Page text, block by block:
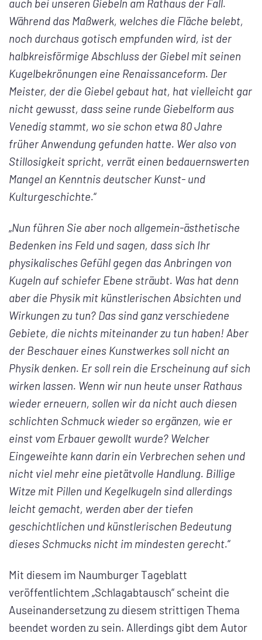
auch bei unseren Giebeln am Rathaus der Fall.
Während das Maßwerk, welches die Fläche belebt,
noch durchaus gotisch empfunden wird, ist der
halbkreisförmige Abschluss der Giebel mit seinen
Kugelbekrönungen eine Renaissanceform. Der
Meister, der die Giebel gebaut hat, hat vielleicht gar
nicht gewusst, dass seine runde Giebelform aus
Venedig stammt, wo sie schon etwa 80 Jahre
früher Anwendung gefunden hatte. Wer also von
Stillosigkeit spricht, verrät einen bedauernswerten
Mangel an Kenntnis deutscher Kunst- und
Kulturgeschichte.“
„Nun führen Sie aber noch allgemein-ästhetische
Bedenken ins Feld und sagen, dass sich Ihr
physikalisches Gefühl gegen das Anbringen von
Kugeln auf schiefer Ebene sträubt. Was hat denn
aber die Physik mit künstlerischen Absichten und
Wirkungen zu tun? Das sind ganz verschiedene
Gebiete, die nichts miteinander zu tun haben! Aber
der Beschauer eines Kunstwerkes soll nicht an
Physik denken. Er soll rein die Erscheinung auf sich
wirken lassen. Wenn wir nun heute unser Rathaus
wieder erneuern, sollen wir da nicht auch diesen
schlichten Schmuck wieder so ergänzen, wie er
einst vom Erbauer gewollt wurde? Welcher
Eingeweihte kann darin ein Verbrechen sehen und
nicht viel mehr eine pietätvolle Handlung. Billige
Witze mit Pillen und Kegelkugeln sind allerdings
leicht gemacht, werden aber der tiefen
geschichtlichen und künstlerischen Bedeutung
dieses Schmucks nicht im mindesten gerecht.“
Mit diesem im Naumburger Tageblatt
veröffentlichtem „Schlagabtausch“ scheint die
Auseinandersetzung zu diesem strittigen Thema
beendet worden zu sein. Allerdings gibt dem Autor